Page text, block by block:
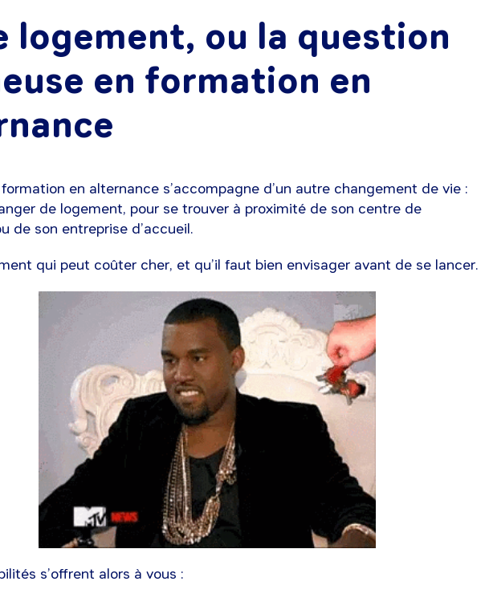
logement, ou la question
en formation en
en alternance s’accompagne d’un autre changement de vie :
de logement, pour se trouver à proximité de son centre de
de son entreprise d’accueil.
qui peut coûter cher, et qu’il faut bien envisager avant de se lancer.
s’offrent alors à vous :